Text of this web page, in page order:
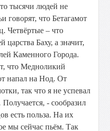
тысячи людей не
говорят, что Бетагамот
Четвёртые – что
царства Баху, а значит,
Каменного Города.
что Медноликий
напал на Нод. От
так что я не успевал
- сообразил
есть польза. На их
мы сейчас пьём. Так